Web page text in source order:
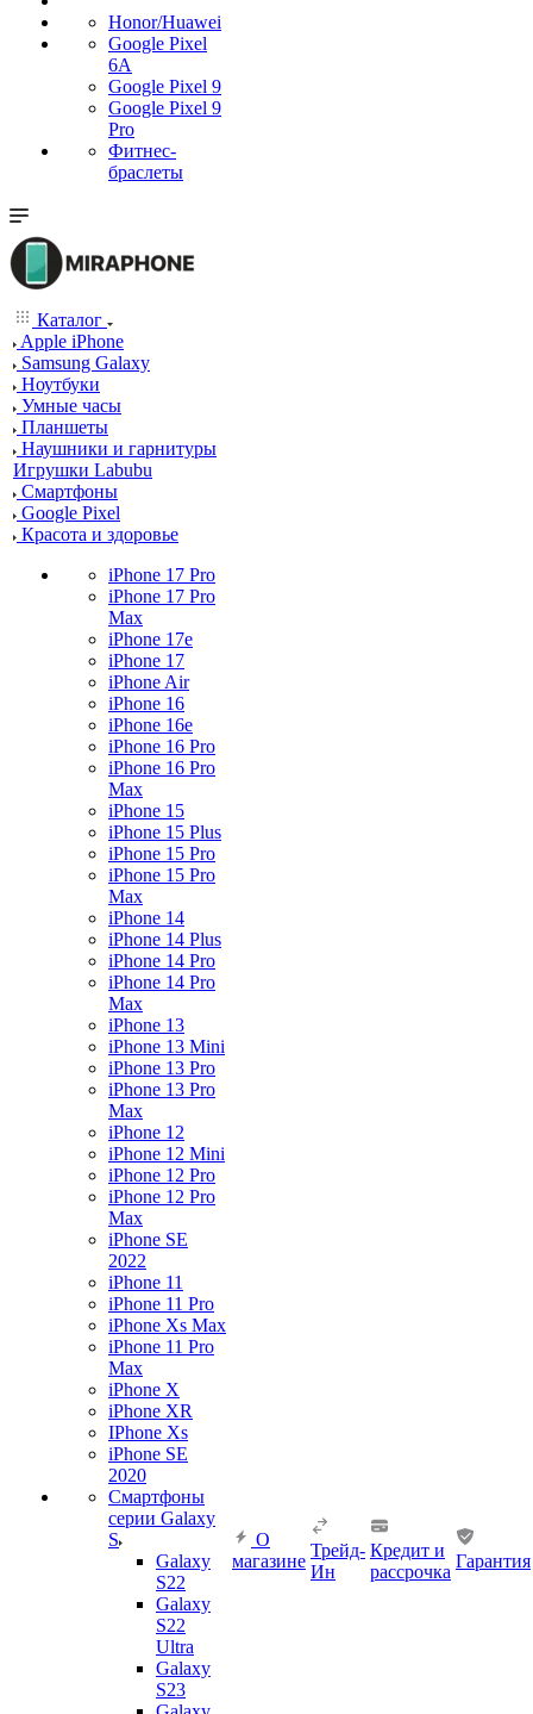
Honor/Huawei
Google Pixel
6A
Google Pixel 9
Google Pixel 9
Pro
Фитнес-
браслеты
Каталог
Apple iPhone
Samsung Galaxy
Ноутбуки
Умные часы
Планшеты
Наушники и гарнитуры
Игрушки Labubu
Смартфоны
Google Pixel
Красота и здоровье
iPhone 17 Pro
iPhone 17 Pro
Max
iPhone 17e
iPhone 17
iPhone Air
iPhone 16
iPhone 16e
iPhone 16 Pro
iPhone 16 Pro
Max
iPhone 15
iPhone 15 Plus
iPhone 15 Pro
iPhone 15 Pro
Max
iPhone 14
iPhone 14 Plus
iPhone 14 Pro
iPhone 14 Pro
Max
iPhone 13
iPhone 13 Mini
iPhone 13 Pro
iPhone 13 Pro
Max
iPhone 12
iPhone 12 Mini
iPhone 12 Pro
iPhone 12 Pro
Max
iPhone SE
2022
iPhone 11
iPhone 11 Pro
iPhone Xs Max
iPhone 11 Pro
Max
iPhone X
iPhone XR
IPhone Xs
iPhone SE
2020
Смартфоны
серии Galaxy
S
Galaxy
S22
Galaxy
S22
Ultra
Galaxy
S23
О
магазине
Трейд-
Ин
Кредит и
рассрочка
Гарантия